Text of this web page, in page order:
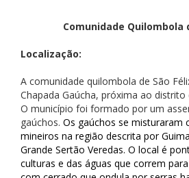
Comunidade Quilombola
Localização:
A comunidade quilombola de São
Chapada Gaúcha, próxima ao distrito
O município foi formado por um
gaúchos. Os gaúchos se misturaram
mineiros na região descrita por
Grande Sertão Veredas. O local é
culturas e das águas que correm